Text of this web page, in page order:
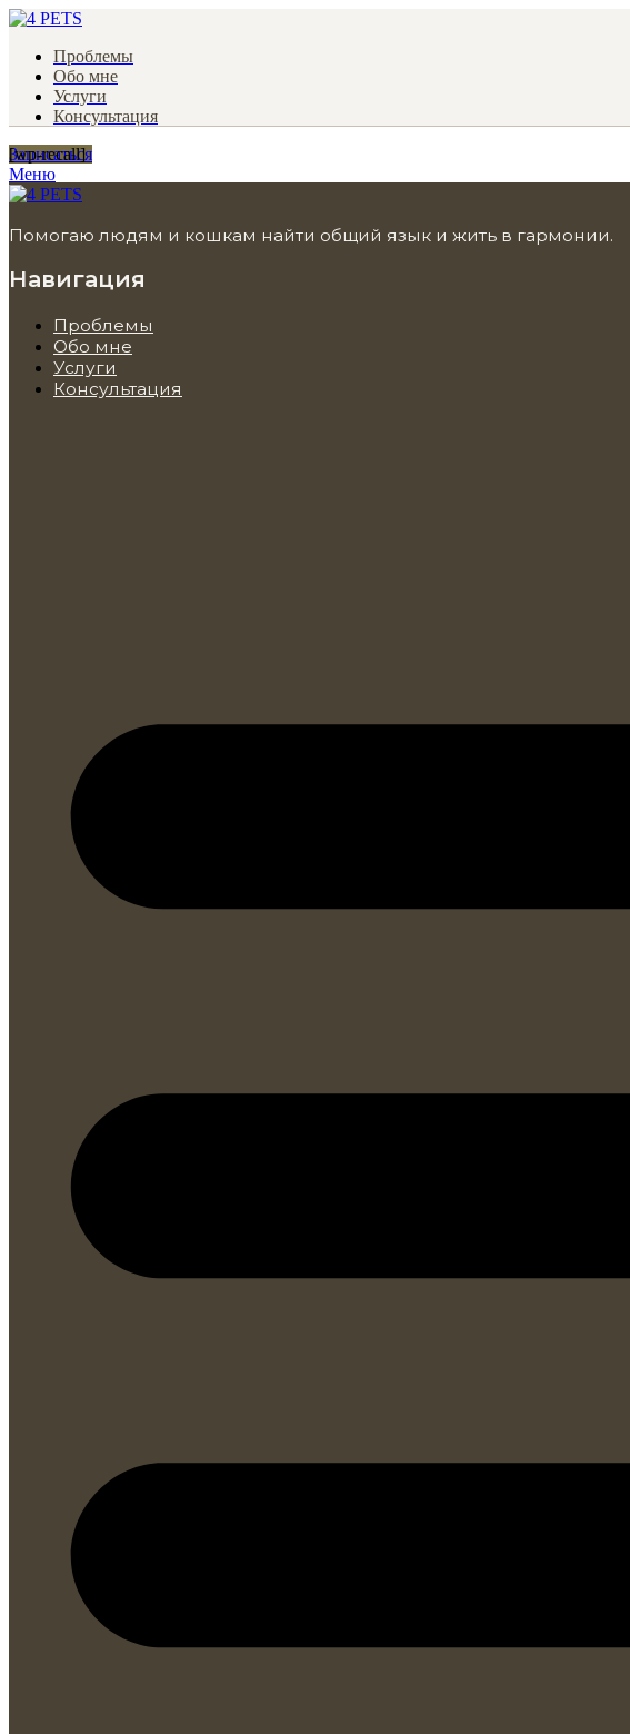
Проблемы
Обо мне
Услуги
Консультация
Записаться
Меню
[wp-recall]
Помогаю людям и кошкам найти общий язык и жить в гармонии.
Навигация
Проблемы
Обо мне
Услуги
Консультация